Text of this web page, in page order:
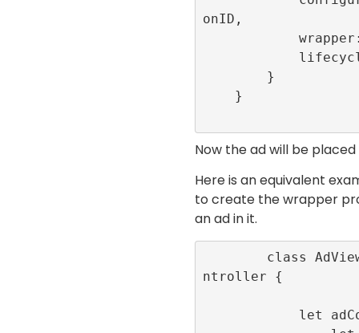
onID,
Now the ad will be
Here is an equivalent
to create the wrapper
an ad in it.
ntroller {